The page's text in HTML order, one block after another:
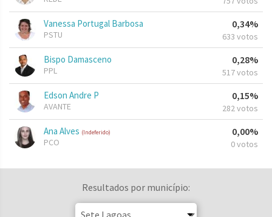
Vanessa Portugal Barbosa
PSTU
0,34%
633 votos
Bispo Damasceno
PPL
0,28%
517 votos
Edson Andre P
AVANTE
0,15%
282 votos
Ana Alves (Indeferido)
PCO
0,00%
0 votos
Resultados por município: